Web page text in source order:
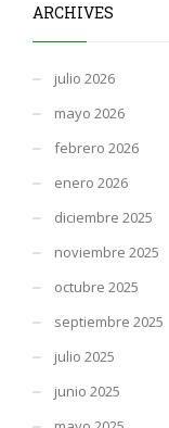
ARCHIVES
julio 2026
mayo 2026
febrero 2026
enero 2026
diciembre 2025
noviembre 2025
octubre 2025
septiembre 2025
julio 2025
junio 2025